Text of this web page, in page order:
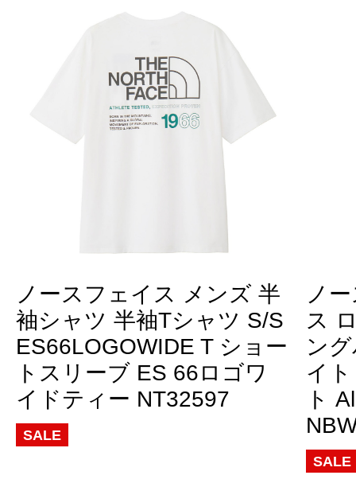
ノースフェイス メンズ 半
袖シャツ 半袖Tシャツ S/S
ES66LOGOWIDE T ショー
トスリーブ ES 66ロゴワ
イドティー NT32597
SALE
ノ
ス
ン
イ
ト
SALE